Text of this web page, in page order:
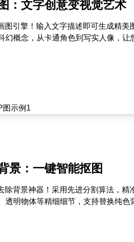
：文字创意变视觉艺术
图引擎！输入文字描述即可生成精
幻概念，从卡通角色到写实人像，让
景：一键智能抠图
除背景神器！采用先进分割算法，
透明物体等精细细节，支持替换纯